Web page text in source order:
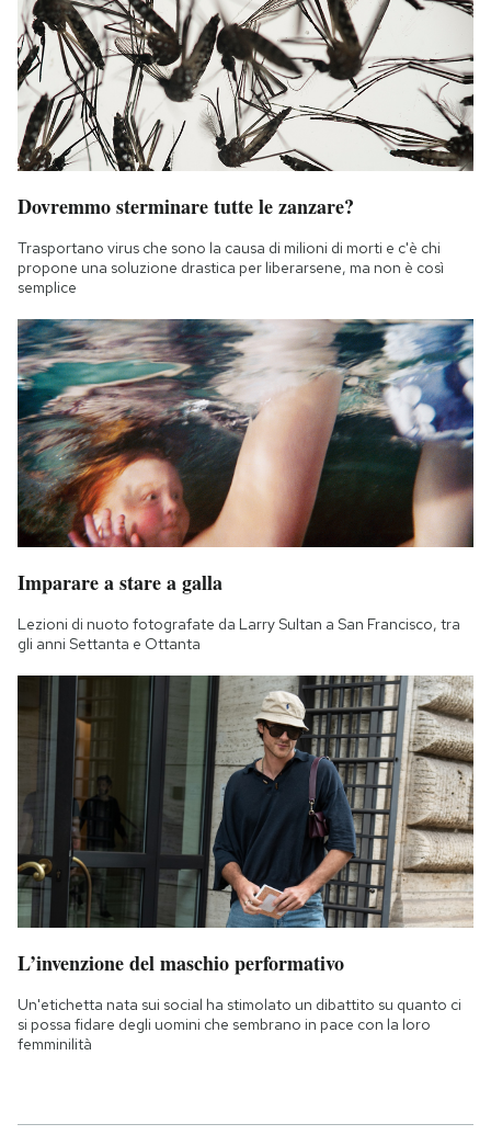
Dovremmo sterminare tutte le zanzare?
Trasportano virus che sono la causa di milioni di morti e c'è chi
propone una soluzione drastica per liberarsene, ma non è così
semplice
Imparare a stare a galla
Lezioni di nuoto fotografate da Larry Sultan a San Francisco, tra
gli anni Settanta e Ottanta
L’invenzione del maschio performativo
Un'etichetta nata sui social ha stimolato un dibattito su quanto ci
si possa fidare degli uomini che sembrano in pace con la loro
femminilità